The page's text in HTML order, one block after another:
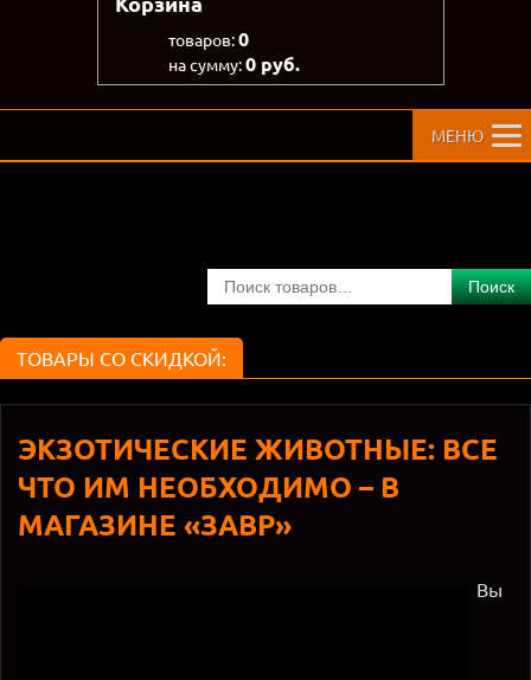
товаров:0
на сумму:0 руб.
МЕНЮ
Поиск
ТОВАРЫ СО СКИДКОЙ:
ЭКЗОТИЧЕСКИЕ ЖИВОТНЫЕ: ВСЕ
ЧТО ИМ НЕОБХОДИМО – В
МАГАЗИНЕ «ЗАВР»
Вы